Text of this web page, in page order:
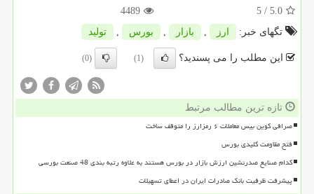
5.0
/ 5
4489
تگهای خبر:
ارز , بازار , بورس , تولید
این مطلب را می پسندید؟ (1)
(0)
تازه ترین مطالب مرتبط
صرافی کوین بیس معاملات ۶ رمزارز را متوقف ساخت
فتح مقاومت کلیدی بورس
کدام صنایع صدرنشین ارزش بازار در بورس هستند به علاوه رتبه بندی 48 صنعت بورسی
پیشرفت ظرفیت بانک صادرات ایران در اعطای تسهیلات